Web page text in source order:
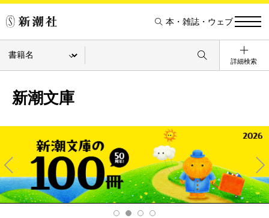
本・雑誌・ウェブ
詳細検索
新潮文庫
Pre
v
Ne
xt